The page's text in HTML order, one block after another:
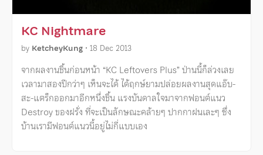
KC Nightmare
by KetcheyKung • 18 Dec 2013
จากผลงานชิ้นก่อนหน้า “KC Leftovers Plus” ป่านนี้ก็ล่วงเลย
เวลามาสองปีกว่าๆ เห็นจะได้ ได้ฤกษ์ยามปล่อยผลงานสุดแอ๊บ-
สะ-แตร็กออกมาอีกหนึ่งชิ้น แรงบันดาลใจมาจากฟอนต์แนว
Destroy ของฝรั่ง ที่จะเป็นลักษณะคล้ายๆ ปากกาฝนเละๆ ซึ่ง
บ้านเรามีฟอนต์แนวนี้อยู่ไม่กี่แบบเอง